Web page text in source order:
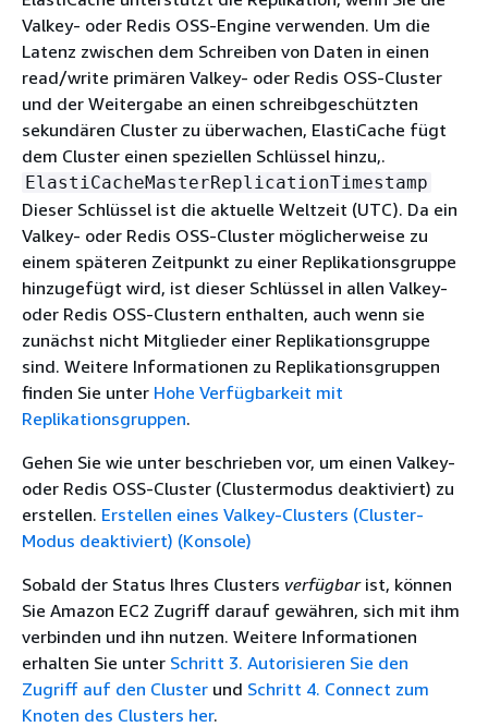
Valkey- oder Redis OSS-Engine verwenden. Um die
Latenz zwischen dem Schreiben von Daten in einen
read/write primären Valkey- oder Redis OSS-Cluster
und der Weitergabe an einen schreibgeschützten
sekundären Cluster zu überwachen, ElastiCache fügt
dem Cluster einen speziellen Schlüssel hinzu,.
ElastiCacheMasterReplicationTimestamp
Dieser Schlüssel ist die aktuelle Weltzeit (UTC). Da ein
Valkey- oder Redis OSS-Cluster möglicherweise zu
einem späteren Zeitpunkt zu einer Replikationsgruppe
hinzugefügt wird, ist dieser Schlüssel in allen Valkey-
oder Redis OSS-Clustern enthalten, auch wenn sie
zunächst nicht Mitglieder einer Replikationsgruppe
sind. Weitere Informationen zu Replikationsgruppen
finden Sie unter Hohe Verfügbarkeit mit
Replikationsgruppen.
Gehen Sie wie unter beschrieben vor, um einen Valkey-
oder Redis OSS-Cluster (Clustermodus deaktiviert) zu
erstellen. Erstellen eines Valkey-Clusters (Cluster-
Modus deaktiviert) (Konsole)
Sobald der Status Ihres Clusters verfügbarist, können
Sie Amazon EC2 Zugriff darauf gewähren, sich mit ihm
verbinden und ihn nutzen. Weitere Informationen
erhalten Sie unter Schritt 3. Autorisieren Sie den
Zugriff auf den Cluster und Schritt 4. Connect zum
Knoten des Clusters her.